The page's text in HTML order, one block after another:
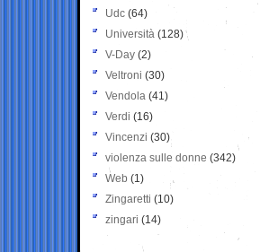
Udc (64)
Università (128)
V-Day (2)
Veltroni (30)
Vendola (41)
Verdi (16)
Vincenzi (30)
violenza sulle donne (342)
Web (1)
Zingaretti (10)
zingari (14)